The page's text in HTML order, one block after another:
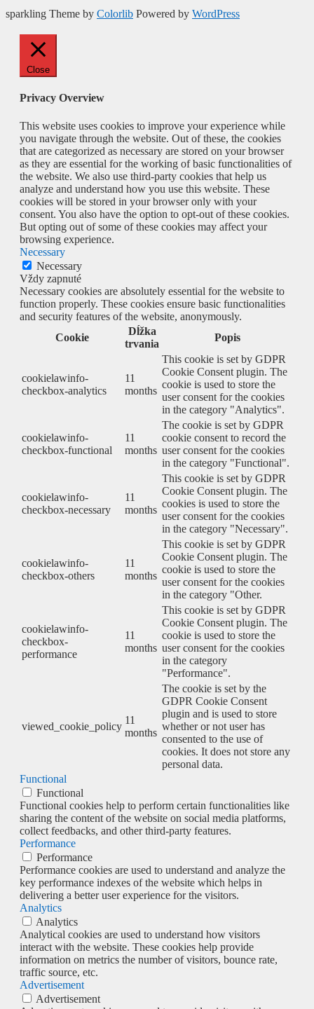
sparkling Theme by Colorlib Powered by WordPress
Close
Privacy Overview
This website uses cookies to improve your experience while
you navigate through the website. Out of these, the cookies
that are categorized as necessary are stored on your browser
as they are essential for the working of basic functionalities of
the website. We also use third-party cookies that help us
analyze and understand how you use this website. These
cookies will be stored in your browser only with your
consent. You also have the option to opt-out of these cookies.
But opting out of some of these cookies may affect your
browsing experience.
Necessary
Necessary
Vždy zapnuté
Necessary cookies are absolutely essential for the website to
function properly. These cookies ensure basic functionalities
and security features of the website, anonymously.
Cookie
Dĺžka
trvania
Popis
cookielawinfo-
checkbox-analytics
11
months
This cookie is set by GDPR
Cookie Consent plugin. The
cookie is used to store the
user consent for the cookies
in the category "Analytics".
cookielawinfo-
checkbox-functional
11
months
The cookie is set by GDPR
cookie consent to record the
user consent for the cookies
in the category "Functional".
cookielawinfo-
checkbox-necessary
11
months
This cookie is set by GDPR
Cookie Consent plugin. The
cookies is used to store the
user consent for the cookies
in the category "Necessary".
cookielawinfo-
checkbox-others
11
months
This cookie is set by GDPR
Cookie Consent plugin. The
cookie is used to store the
user consent for the cookies
in the category "Other.
cookielawinfo-
checkbox-
performance
11
months
This cookie is set by GDPR
Cookie Consent plugin. The
cookie is used to store the
user consent for the cookies
in the category
"Performance".
viewed_cookie_policy
11
months
The cookie is set by the
GDPR Cookie Consent
plugin and is used to store
whether or not user has
consented to the use of
cookies. It does not store any
personal data.
Functional
Functional
Functional cookies help to perform certain functionalities like
sharing the content of the website on social media platforms,
collect feedbacks, and other third-party features.
Performance
Performance
Performance cookies are used to understand and analyze the
key performance indexes of the website which helps in
delivering a better user experience for the visitors.
Analytics
Analytics
Analytical cookies are used to understand how visitors
interact with the website. These cookies help provide
information on metrics the number of visitors, bounce rate,
traffic source, etc.
Advertisement
Advertisement